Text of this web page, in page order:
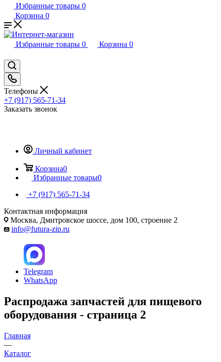
Избранные товары 0
Корзина 0
Избранные товары 0 Корзина 0
Телефоны
+7 (917) 565-71-34
Заказать звонок
Личный кабинет
Корзина0
Избранные товары0
+7 (917) 565-71-34
Контактная информация
Москва, Дмитровское шоссе, дом 100, строение 2
info@futura-zip.ru
Telegram
WhatsApp
Распродажа запчастей для пищевого
оборудования - страница 2
Главная
—
Каталог